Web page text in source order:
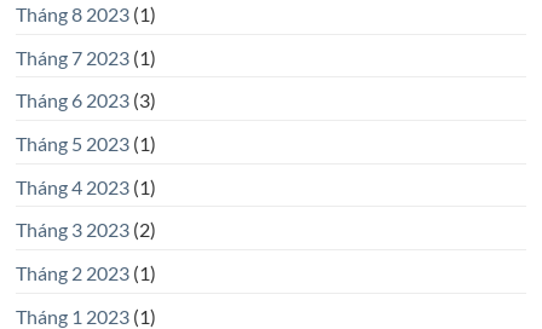
Tháng 8 2023(1)
Tháng 7 2023(1)
Tháng 6 2023(3)
Tháng 5 2023(1)
Tháng 4 2023(1)
Tháng 3 2023(2)
Tháng 2 2023(1)
Tháng 1 2023(1)